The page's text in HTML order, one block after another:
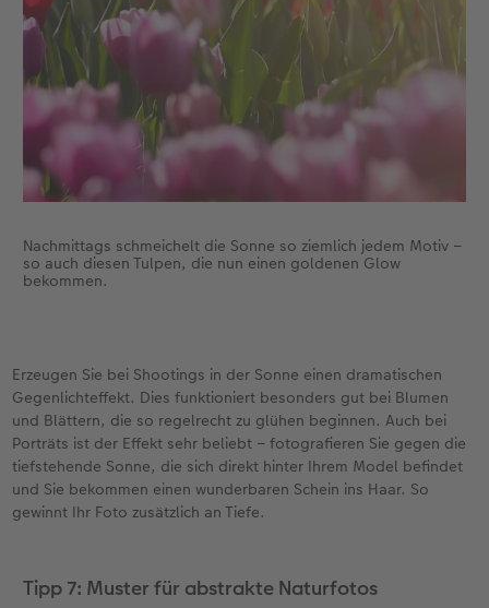
Nachmittags schmeichelt die Sonne so ziemlich jedem Motiv –
so auch diesen Tulpen, die nun einen goldenen Glow
bekommen.
Erzeugen Sie bei Shootings in der Sonne einen dramatischen
Gegenlichteffekt. Dies funktioniert besonders gut bei Blumen
und Blättern, die so regelrecht zu glühen beginnen. Auch bei
Porträts ist der Effekt sehr beliebt – fotografieren Sie gegen die
tiefstehende Sonne, die sich direkt hinter Ihrem Model befindet
und Sie bekommen einen wunderbaren Schein ins Haar. So
gewinnt Ihr Foto zusätzlich an Tiefe.
Tipp 7: Muster für abstrakte Naturfotos